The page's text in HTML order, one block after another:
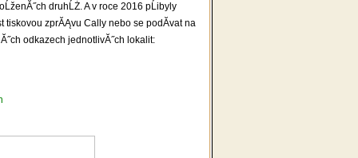
druhĹŻ. A v roce 2016 pĹibyly
tiskovou zprĂĄvu Cally nebo se podĂ­vat na
odkazech jednotlivĂ˝ch lokalit: